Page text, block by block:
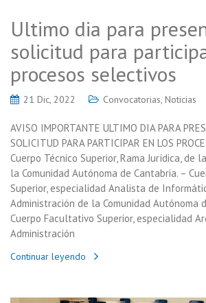
Ultimo dia para
solicitud para
procesos selectivos
21 Dic, 2022 Convocatorias Noticias
AVISO IMPORTANTE ULTIMO DIA PARA
SOLICITUD PARA PARTICIPAR EN LOS
Cuerpo Técnico Superior, Rama Jurídica, de
la Comunidad Autónoma de Cantabria. –
Superior, especialidad Analista de
Administración de la Comunidad Autónoma
Cuerpo Facultativo Superior, especialidad
Administración
Continuar leyendo